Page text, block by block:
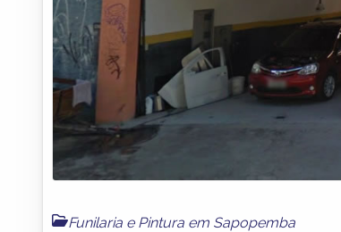
Funilaria e Pintura em Sapopemba